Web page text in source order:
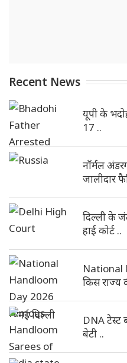
Recent News
यूपी के
17 ..
नॉर्मल
जालीदार
दिल्ली के
हाई कोर्ट ..
National
किस राज्य
DNA टेस्ट
बेटी ..